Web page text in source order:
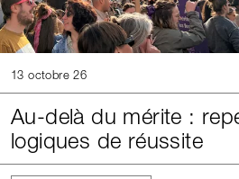
13 octobre 26
Au-delà du mérite :
logiques de réussite